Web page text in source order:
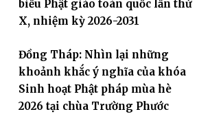
biểu Phật giáo toàn quốc lần thứ
X, nhiệm kỳ 2026-2031
Đồng Tháp: Nhìn lại những
khoảnh khắc ý nghĩa của khóa
Sinh hoạt Phật pháp mùa hè
2026 tại chùa Trường Phước